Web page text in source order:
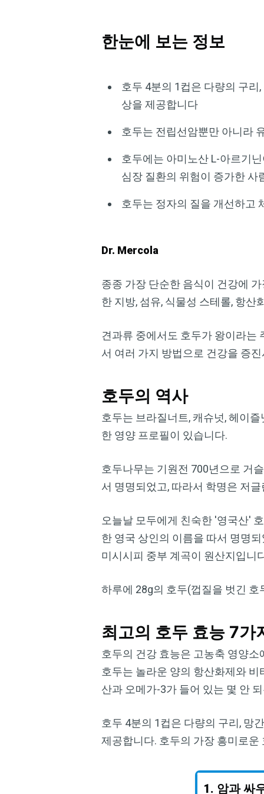
한눈에 보는 정보
호두 4분의 1컵은 다량의 구리
상을 제공합니다
호두는 전립선암뿐만 아니라
호두에는 아미노산 L-아르기
심장 질환의 위험이 증가한 사
호두는 정자의 질을 개선하고
Dr. Mercola
종종 가장 단순한 음식이 건강에
한 지방, 섬유, 식물성 스테롤, 항
견과류 중에서도 호두가 왕이라는
서 여러 가지 방법으로 건강을 증
호두의 역사
호두는 브라질너트, 캐슈넛, 헤이
한 영양 프로필이 있습니다.
호두나무는 기원전 700년으로 거
서 명명되었고, 따라서 학명은 저
오늘날 모두에게 친숙한 '영국산'
한 영국 상인의 이름을 따서 명명
미시시피 중부 계곡이 원산지입니
하루에 28g의 호두(껍질을 벗긴
최고의 호두 효능 7가
호두의 건강 효능은 고농축 영양소
호두는 놀라운 양의 항산화제와
산과 오메가-3가 들어 있는 몇 안
호두 4분의 1컵은 다량의 구리, 망
제공합니다. 호두의 가장 흥미로운
1. 암과 싸